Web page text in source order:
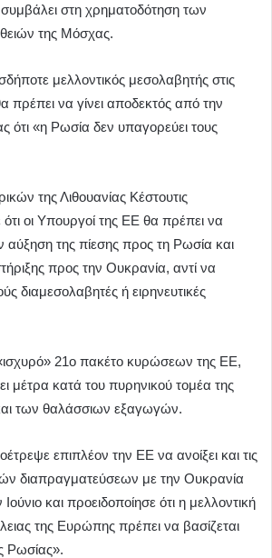
συμβάλει στη χρηματοδότηση των
της Μόσχας.
μελλοντικός μεσολαβητής στις
πρέπει να γίνει αποδεκτός από την
ότι «η Ρωσία δεν υπαγορεύει τους
της Λιθουανίας Κέστουτις
οι Υπουργοί της ΕΕ θα πρέπει να
αύξηση της πίεσης προς τη Ρωσία και
προς την Ουκρανία, αντί να
διαμεσολαβητές ή ειρηνευτικές
21ο πακέτο κυρώσεων της ΕΕ,
μέτρα κατά του πυρηνικού τομέα της
των θαλάσσιων εξαγωγών.
επιπλέον την ΕΕ να ανοίξει και τις
διαπραγματεύσεων με την Ουκρανία
και προειδοποίησε ότι η μελλοντική
της Ευρώπης πρέπει να βασίζεται
Ρωσίας».